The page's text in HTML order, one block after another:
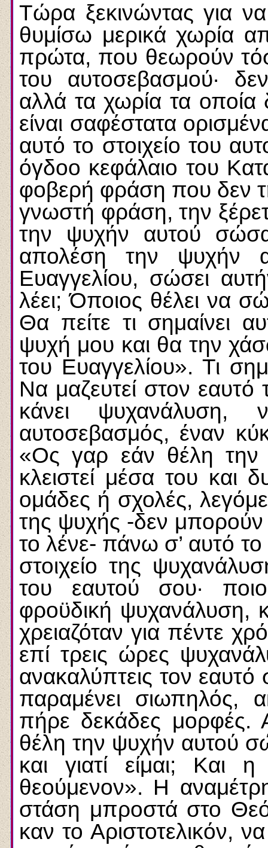
Τώρα ξεκινώντας για
θυμίσω μερικά χωρία
πρώτα, που θεωρούν
του αυτοσεβασμού·
αλλά τα χωρία τα οποία
είναι σαφέστατα
αυτό το στοιχείο του
όγδοο κεφάλαιο του
φοβερή φράση που δεν
γνωστή φράση, την
την ψυχήν αυτού
απολέση την ψυχήν
Ευαγγελίου, σώσει
λέει; Όποιος θέλει να
Θα πείτε τι
ψυχή μου και θα την
του Ευαγγελίου». Τι
Να μαζευτεί στον
κάνει ψυχανάλυση,
αυτοσεβασμός, έναν
«Ος γαρ εάν θέλη την
κλειστεί μέσα του και
ομάδες ή σχολές,
της ψυχής -δεν
το λένε- πάνω σ’ αυτό το
στοιχείο της
του εαυτού σου·
φροϋδική ψυχανάλυση,
χρειαζόταν για πέντε
επί τρεις ώρες
ανακαλύπτεις τον
παραμένει σιωπηλός,
πήρε δεκάδες μορφές.
θέλη την ψυχήν αυτού
και γιατί είμαι; Και
θεούμενον». Η
στάση μπροστά στο
καν το Αριστοτελικόν,